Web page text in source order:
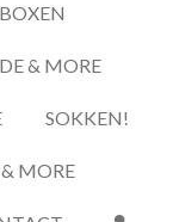
& MORE
SOKKEN!
MORE